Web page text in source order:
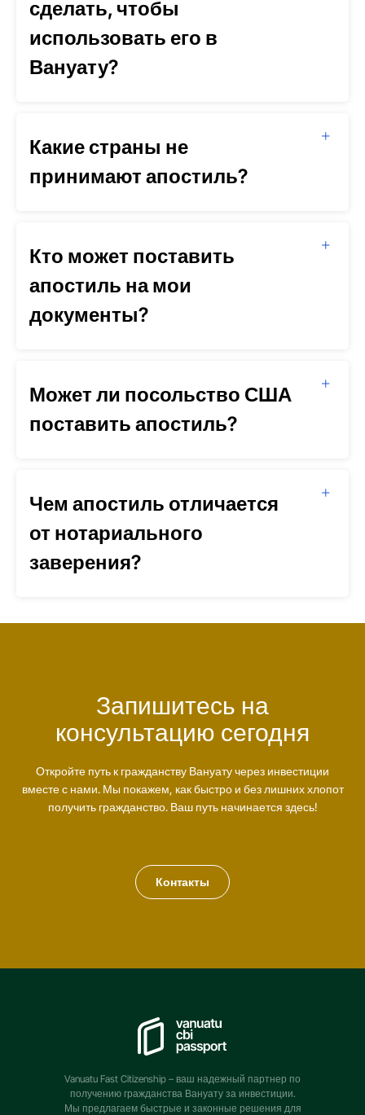
сделать, чтобы
использовать его в
Вануату?
Какие страны не
принимают апостиль?
Кто может поставить
апостиль на мои
документы?
Может ли посольство США
поставить апостиль?
Чем апостиль отличается
от нотариального
заверения?
Запишитесь на
консультацию сегодня
Откройте путь к гражданству Вануату через инвестиции
вместе с нами. Мы покажем, как быстро и без лишних хлопот
получить гражданство. Ваш путь начинается здесь!
Контакты
Vanuatu Fast Citizenship – ваш надежный партнер по
получению гражданства Вануату за инвестиции.
Мы предлагаем быстрые и законные решения для